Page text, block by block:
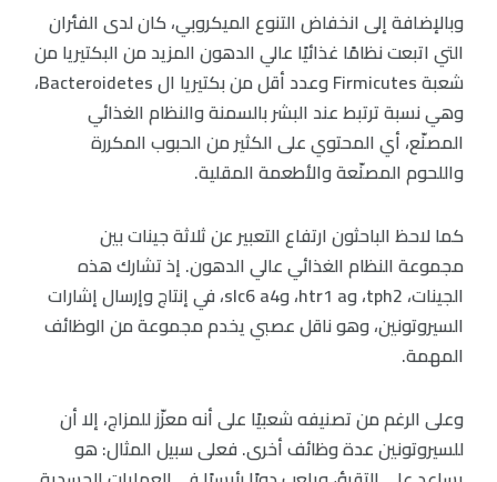
وبالإضافة إلى انخفاض التنوع الميكروبي، كان لدى الفئران
التي اتبعت نظامًا غذائيًا عالي الدهون المزيد من البكتيريا من
شعبة Firmicutes وعدد أقل من بكتيريا ال Bacteroidetes،
وهي نسبة ترتبط عند البشر بالسمنة والنظام الغذائي
المصنّع، أي المحتوي على الكثير من الحبوب المكررة
واللحوم المصنّعة والأطعمة المقلية.
كما لاحظ الباحثون ارتفاع التعبير عن ثلاثة جينات بين
مجموعة النظام الغذائي عالي الدهون. إذ تشارك هذه
الجينات، tph2، وhtr1 a، وslc6 a4، في إنتاج وإرسال إشارات
السيروتونين، وهو ناقل عصبي يخدم مجموعة من الوظائف
المهمة.
وعلى الرغم من تصنيفه شعبيًا على أنه معزّز للمزاج، إلا أن
للسيروتونين عدة وظائف أخرى. فعلى سبيل المثال: هو